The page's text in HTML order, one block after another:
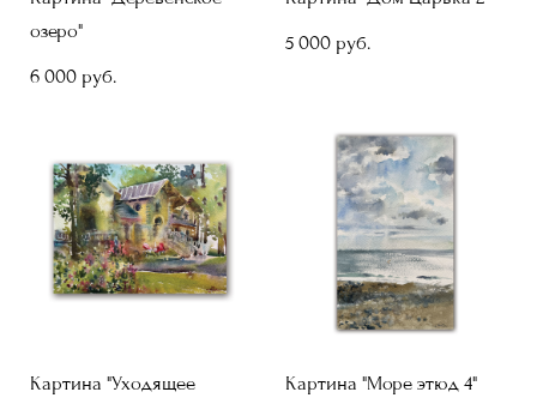
озеро"
6 000 pуб.
5 000 pуб.
Картина "Уходящее
Картина "Море этюд 4"